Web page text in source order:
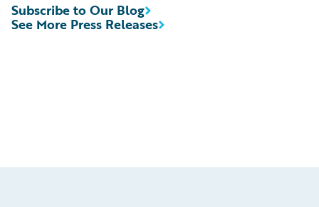
See More Press Releases
Subscribe to Our Blog